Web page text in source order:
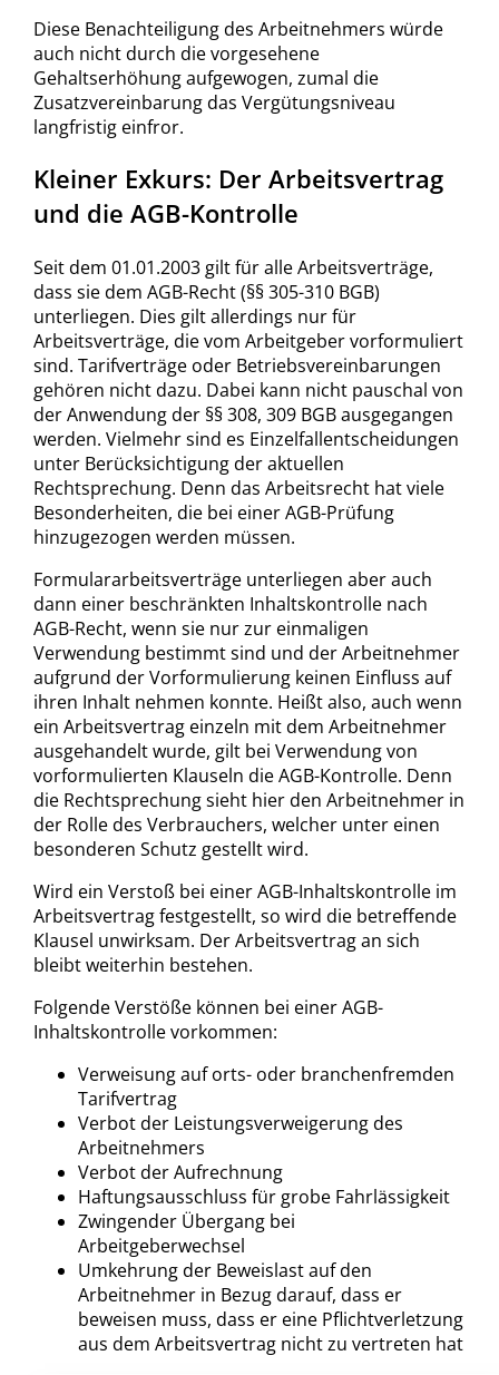
Diese Benachteiligung des Arbeitnehmers würde
auch nicht durch die vorgesehene
Gehaltserhöhung aufgewogen, zumal die
Zusatzvereinbarung das Vergütungsniveau
langfristig einfror.
Kleiner Exkurs: Der Arbeitsvertrag
und die AGB-Kontrolle
Seit dem 01.01.2003 gilt für alle Arbeitsverträge,
dass sie dem AGB-Recht (§§ 305-310 BGB)
unterliegen. Dies gilt allerdings nur für
Arbeitsverträge, die vom Arbeitgeber vorformuliert
sind. Tarifverträge oder Betriebsvereinbarungen
gehören nicht dazu. Dabei kann nicht pauschal von
der Anwendung der §§ 308, 309 BGB ausgegangen
werden. Vielmehr sind es Einzelfallentscheidungen
unter Berücksichtigung der aktuellen
Rechtsprechung. Denn das Arbeitsrecht hat viele
Besonderheiten, die bei einer AGB-Prüfung
hinzugezogen werden müssen.
Formulararbeitsverträge unterliegen aber auch
dann einer beschränkten Inhaltskontrolle nach
AGB-Recht, wenn sie nur zur einmaligen
Verwendung bestimmt sind und der Arbeitnehmer
aufgrund der Vorformulierung keinen Einfluss auf
ihren Inhalt nehmen konnte. Heißt also, auch wenn
ein Arbeitsvertrag einzeln mit dem Arbeitnehmer
ausgehandelt wurde, gilt bei Verwendung von
vorformulierten Klauseln die AGB-Kontrolle. Denn
die Rechtsprechung sieht hier den Arbeitnehmer in
der Rolle des Verbrauchers, welcher unter einen
besonderen Schutz gestellt wird.
Wird ein Verstoß bei einer AGB-Inhaltskontrolle im
Arbeitsvertrag festgestellt, so wird die betreffende
Klausel unwirksam. Der Arbeitsvertrag an sich
bleibt weiterhin bestehen.
Folgende Verstöße können bei einer AGB-
Inhaltskontrolle vorkommen:
Verweisung auf orts- oder branchenfremden
Tarifvertrag
Verbot der Leistungsverweigerung des
Arbeitnehmers
Verbot der Aufrechnung
Haftungsausschluss für grobe Fahrlässigkeit
Zwingender Übergang bei
Arbeitgeberwechsel
Umkehrung der Beweislast auf den
Arbeitnehmer in Bezug darauf, dass er
beweisen muss, dass er eine Pflichtverletzung
aus dem Arbeitsvertrag nicht zu vertreten hat